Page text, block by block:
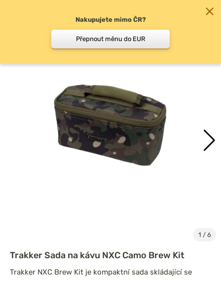
Sady na kávu, čaj
1 / 6
Trakker Sada na kávu NXC Camo Brew Kit
Trakker NXC Brew Kit je kompaktní sada skládající se
Nakupujete mimo ČR?
Přepnout měnu do EUR